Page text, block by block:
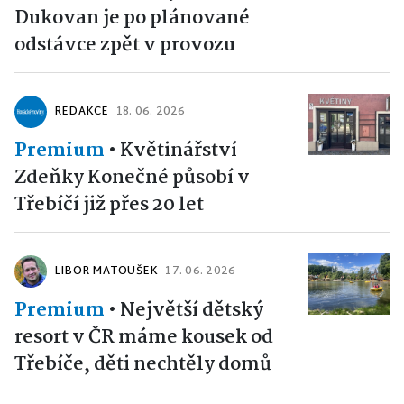
Dukovan je po plánované
odstávce zpět v provozu
REDAKCE 18. 06. 2026
Premium • Květinářství
Zdeňky Konečné působí v
Třebíčí již přes 20 let
LIBOR MATOUŠEK 17. 06. 2026
Premium • Největší dětský
resort v ČR máme kousek od
Třebíče, děti nechtěly domů